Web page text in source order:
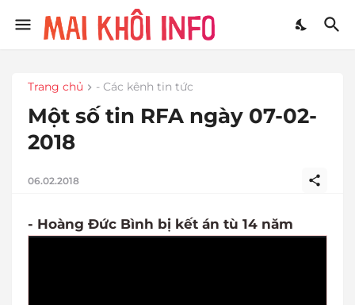
Trang chủ - Các kênh tin tức
Một số tin RFA ngày 07-02-
2018
06.02.2018
- Hoàng Đức Bình bị kết án tù 14 năm